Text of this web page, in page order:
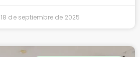
18 de septiembre de 2025